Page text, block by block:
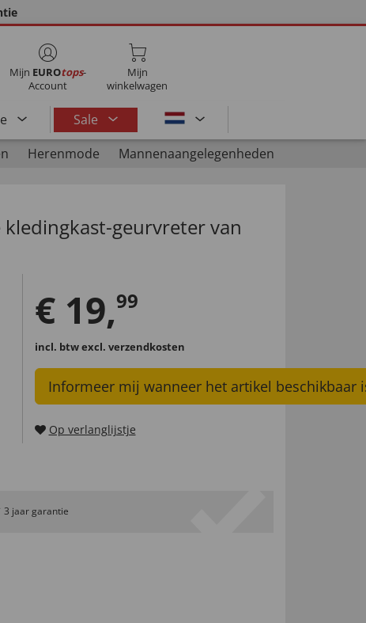
Mijn EUROtops-
Account
Mijn
winkelwagen
Sale
Herenmode Mannenaangelegenheden
geurvreter van
€ 19,99
incl. btwexcl. verzendkosten
Informeer mij wanneer het artikel beschikbaar
Op verlanglijstje
3 jaar garantie